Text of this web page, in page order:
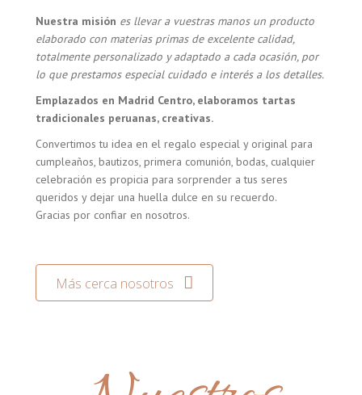
Nuestra misión es llevar a vuestras manos un producto
elaborado con materias primas de excelente calidad,
totalmente personalizado y adaptado a cada ocasión, por
lo que prestamos especial cuidado e interés a los detalles.
Emplazados en Madrid Centro, elaboramos tartas
tradicionales peruanas, creativas.
Convertimos tu idea en el regalo especial y original para
cumpleaños, bautizos, primera comunión, bodas, cualquier
celebración es propicia para sorprender a tus seres
queridos y dejar una huella dulce en su recuerdo.
Gracias por confiar en nosotros.
Más cerca nosotros